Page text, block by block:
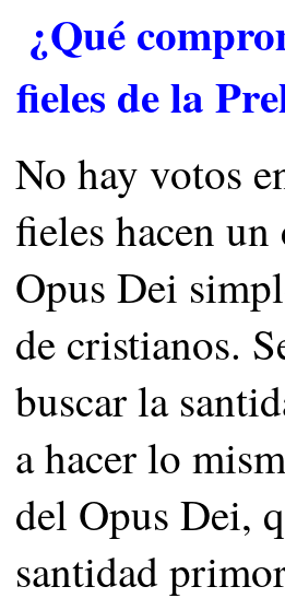
¿Qué
fieles de la
No hay votos
fieles hacen
Opus Dei
de cristianos.
buscar la
a hacer lo
del Opus Dei,
santidad